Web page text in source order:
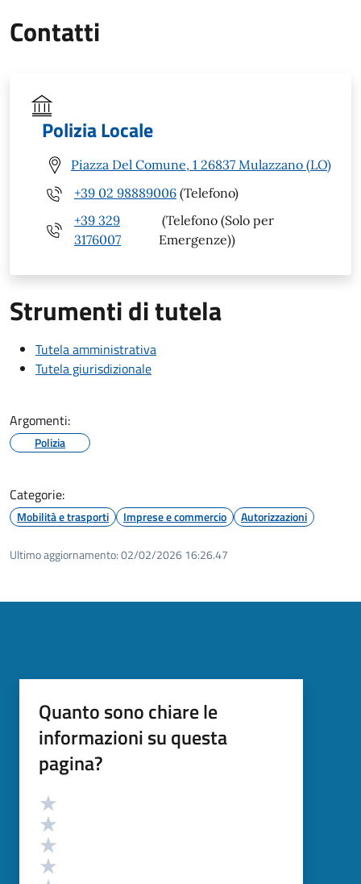
Contatti
Polizia Locale
Piazza Del Comune, 1 26837 Mulazzano (LO)
+39 02 98889006 (Telefono)
+39 329
3176007
(Telefono (Solo per
Emergenze))
Strumenti di tutela
Tutela amministrativa
Tutela giurisdizionale
Argomenti:
Polizia
Categorie:
Mobilità e trasporti Imprese e commercio Autorizzazioni
Ultimo aggiornamento:02/02/2026 16:26.47
Quanto sono chiare le
informazioni su questa
pagina?
Valutazione